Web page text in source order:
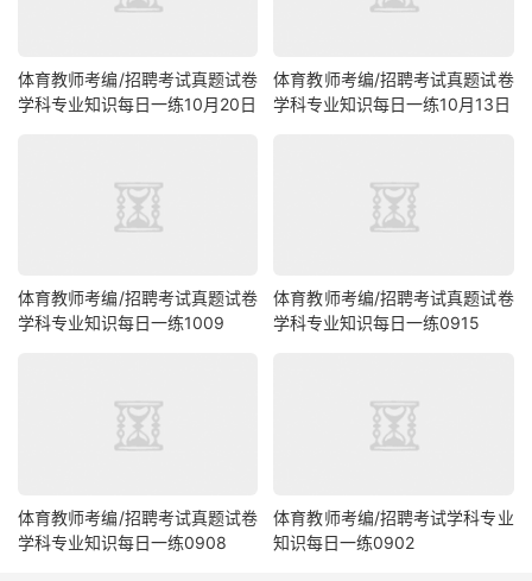
体育教师考编/招聘考试真题试卷
学科专业知识每日一练10月20日
体育教师考编/招聘考试真题试卷
学科专业知识每日一练10月13日
体育教师考编/招聘考试真题试卷
学科专业知识每日一练1009
体育教师考编/招聘考试真题试卷
学科专业知识每日一练0915
体育教师考编/招聘考试真题试卷
学科专业知识每日一练0908
体育教师考编/招聘考试学科专业
知识每日一练0902